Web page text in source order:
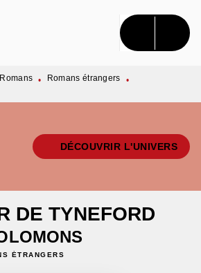
CONTENU
Romans • Romans étrangers
•
DÉCOUVRIR L'UNIVERS
DE TYNEFORD
ÉTRANGERS